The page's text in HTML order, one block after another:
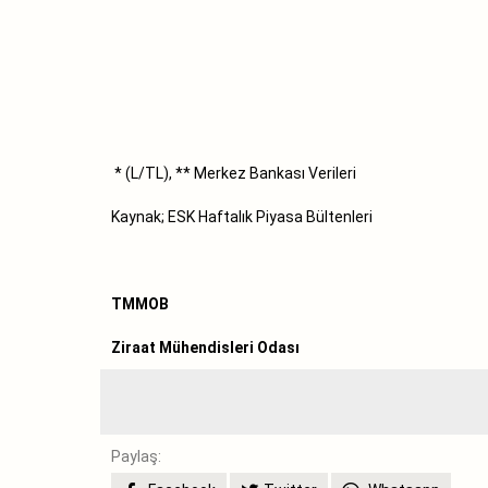
* (L/TL), ** Merkez Bankası Verileri
Kaynak; ESK Haftalık Piyasa Bültenleri
TMMOB
Ziraat Mühendisleri Odası
Paylaş: